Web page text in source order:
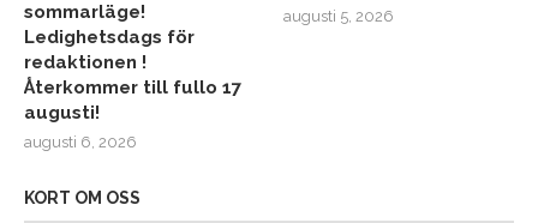
sommarläge!
Ledighetsdags för
redaktionen !
Återkommer till fullo 17
augusti!
augusti 6, 2026
augusti 5, 2026
KORT OM OSS